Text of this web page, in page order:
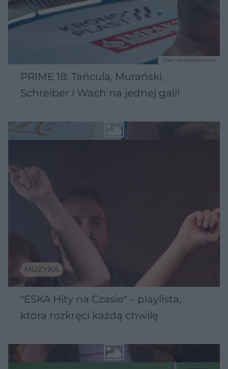
PRIME 18: Tańcula, Murański,
Schreiber i Wach na jednej gali!
TEKST SPONSOROWANY
MUZYKA
"ESKA Hity na Czasie" – playlista,
która rozkręci każdą chwilę